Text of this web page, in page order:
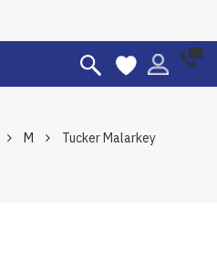
M Tucker Malarkey